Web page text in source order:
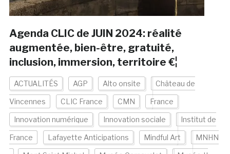
Agenda CLIC de JUIN 2024: réalité
augmentée, bien-être, gratuité,
inclusion, immersion, territoire €¦
ACTUALITÉS AGP Alto onsite Château de
Vincennes CLIC France CMN France
Innovation numérique Innovation sociale Institut de
France Lafayette Anticipations Mindful Art MNHN